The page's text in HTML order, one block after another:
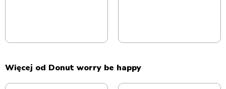
Więcej od Donut worry be happy